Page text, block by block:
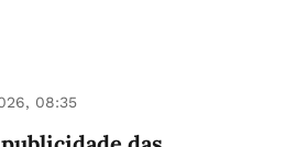
08:35